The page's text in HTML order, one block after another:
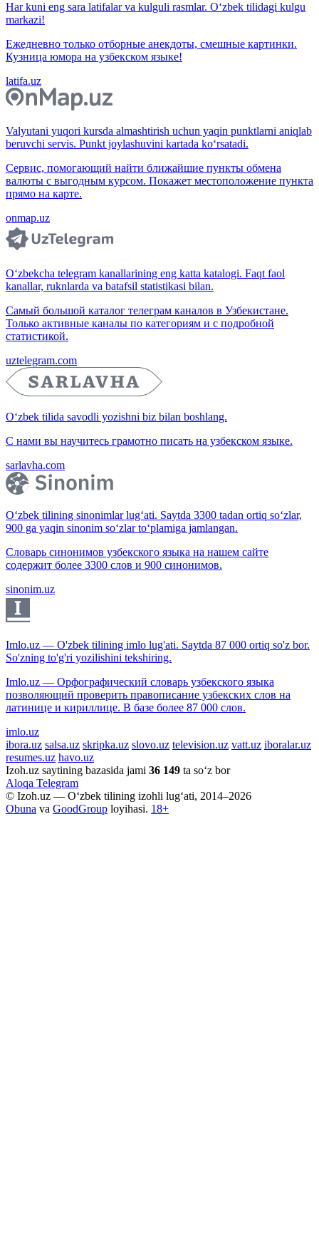
Har kuni eng sara latifalar va kulguli rasmlar. O‘zbek tilidagi kulgu
markazi!
Ежедневно только отборные анекдоты, смешные картинки.
Кузница юмора на узбекском языке!
latifa.uz
Valyutani yuqori kursda almashtirish uchun yaqin punktlarni aniqlab
beruvchi servis. Punkt joylashuvini kartada ko‘rsatadi.
Сервис, помогающий найти ближайшие пункты обмена
валюты с выгодным курсом. Покажет местоположение пункта
прямо на карте.
onmap.uz
O‘zbekcha telegram kanallarining eng katta katalogi. Faqt faol
kanallar, ruknlarda va batafsil statistikasi bilan.
Самый большой каталог телеграм каналов в Узбекистане.
Только активные каналы по категориям и с подробной
статистикой.
uztelegram.com
O‘zbek tilida savodli yozishni biz bilan boshlang.
С нами вы научитесь грамотно писать на узбекском языке.
sarlavha.com
O‘zbek tilining sinonimlar lug‘ati. Saytda 3300 tadan ortiq so‘zlar,
900 ga yaqin sinonim so‘zlar to‘plamiga jamlangan.
Словарь синонимов узбекского языка на нашем сайте
содержит более 3300 слов и 900 синонимов.
sinonim.uz
Imlo.uz — O'zbek tilining imlo lug'ati. Saytda 87 000 ortiq so'z bor.
So'zning to'g'ri yozilishini tekshiring.
Imlo.uz — Орфографический словарь узбекского языка
позволяющий проверить правописание узбекских слов на
латинице и кириллице. В базе более 87 000 слов.
imlo.uz
ibora.uz salsa.uz skripka.uz slovo.uz television.uz vatt.uz iboralar.uz
resumes.uz havo.uz
Izoh.uz saytining bazasida jami 36 149 ta so‘z bor
Aloqa Telegram
© Izoh.uz — O‘zbek tilining izohli lug‘ati, 2014–2026
Obuna va GoodGroup loyihasi. 18+